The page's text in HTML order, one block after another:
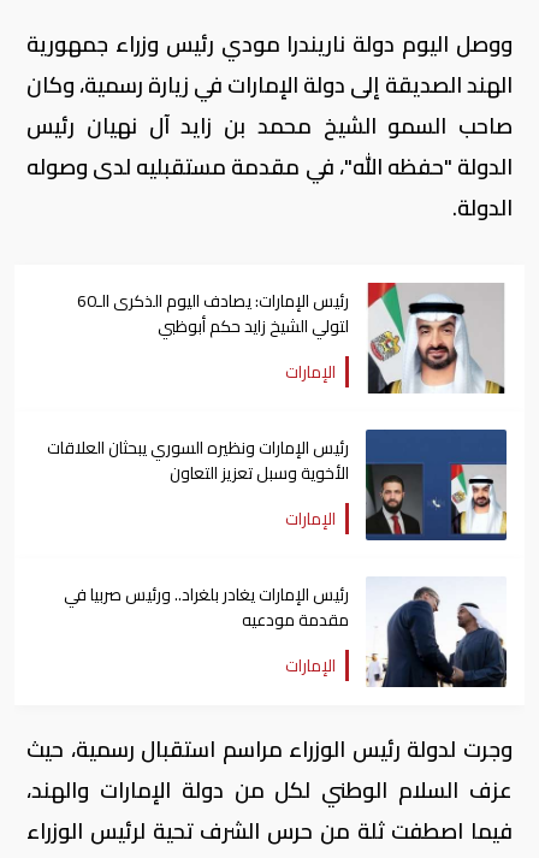
ووصل اليوم دولة ناريندرا مودي رئيس وزراء جمهورية
الهند الصديقة إلى دولة الإمارات في زيارة رسمية، وكان
صاحب السمو الشيخ محمد بن زايد آل نهيان رئيس
الدولة "حفظه الله"، في مقدمة مستقبليه لدى وصوله
الدولة.
رئيس الإمارات: يصادف اليوم الذكرى الـ60
لتولي الشيخ زايد حكم أبوظبي
الإمارات
رئيس الإمارات ونظيره السوري يبحثان العلاقات
الأخوية وسبل تعزيز التعاون
الإمارات
رئيس الإمارات يغادر بلغراد.. ورئيس صربيا في
مقدمة مودعيه
الإمارات
وجرت لدولة رئيس الوزراء مراسم استقبال رسمية، حيث
عزف السلام الوطني لكل من دولة الإمارات والهند،
فيما اصطفت ثلة من حرس الشرف تحية لرئيس الوزراء